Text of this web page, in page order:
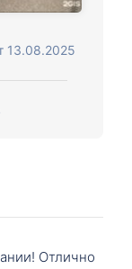
13.08.2025
Отлично